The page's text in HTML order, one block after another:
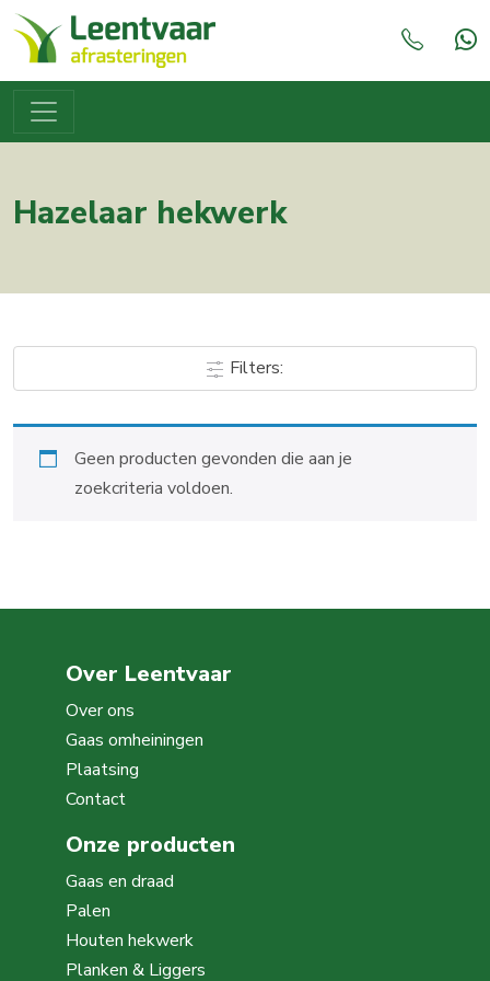
Hazelaar hekwerk
Filters:
Geen producten gevonden die aan je
zoekcriteria voldoen.
Over Leentvaar
Over ons
Gaas omheiningen
Plaatsing
Contact
Onze producten
Gaas en draad
Palen
Houten hekwerk
Planken & Liggers